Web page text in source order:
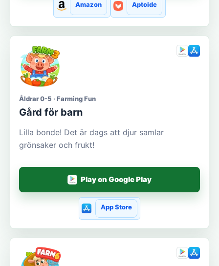
Amazon Aptoide
Åldrar 0-5 · Farming Fun
Gård för barn
Lilla bonde! Det är dags att djur samlar
grönsaker och frukt!
Play on Google Play
App Store